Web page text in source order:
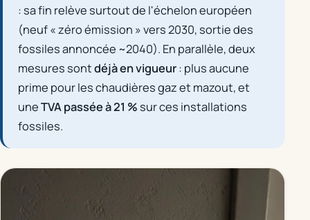
: sa fin relève surtout de l'échelon européen
(neuf « zéro émission » vers 2030, sortie des
fossiles annoncée ~2040). En parallèle, deux
mesures sontdéjà en vigueur: plus aucune
prime pour les chaudières gaz et mazout, et
uneTVA passée à 21 % sur ces installations
fossiles.